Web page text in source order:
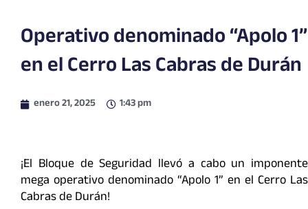
Operativo denominado “Apolo 1”
en el Cerro Las Cabras de Durán
enero 21, 2025 1:43 pm
¡El Bloque de Seguridad llevó a cabo un imponente
mega operativo denominado “Apolo 1” en el Cerro Las
Cabras de Durán!